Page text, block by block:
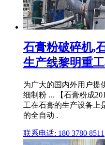
石膏粉破碎机,
生产线黎明重
为广大的国内外用户提
细制粉 ... 【石膏粉成
工在石膏的生产设备上
的全自动 .
联系电话: 180 3780 8511